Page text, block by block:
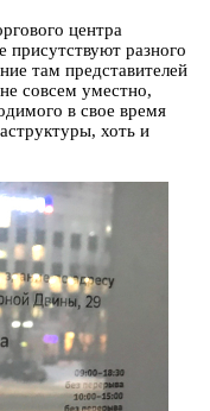
центра
разного
там представителей
совсем уместно,
в свое время
хоть и